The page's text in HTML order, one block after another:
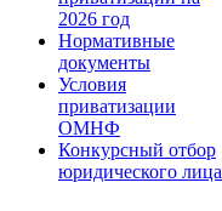
2026 год
Нормативные
документы
Условия
приватизации
ОМНФ
Конкурсный отбор
юридического лица